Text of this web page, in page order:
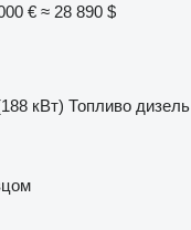
€ ≈ 28 890 $
кВт) Топливо дизель